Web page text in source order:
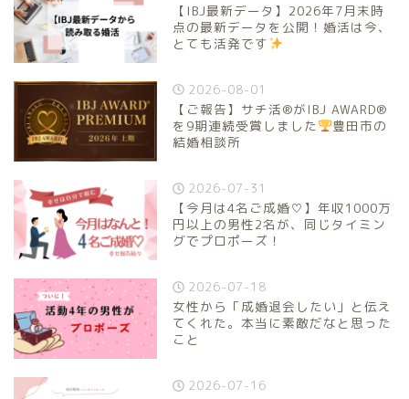
【IBJ最新データ】2026年7月末時
点の最新データを公開！婚活は今、
とても活発です
2026-08-01
【ご報告】サチ活®がIBJ AWARD®
を9期連続受賞しました
豊田市の
結婚相談所
2026-07-31
【今月は4名ご成婚♡】年収1000万
円以上の男性2名が、同じタイミン
グでプロポーズ！
2026-07-18
女性から「成婚退会したい」と伝え
てくれた。本当に素敵だなと思った
こと
2026-07-16